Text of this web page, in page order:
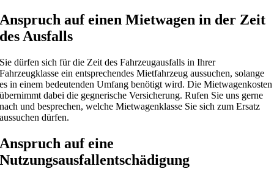
Anspruch auf einen Mietwagen in der Zeit
des Ausfalls
Sie dürfen sich für die Zeit des Fahrzeugausfalls in Ihrer
Fahrzeugklasse ein entsprechendes Mietfahrzeug aussuchen, solange
es in einem bedeutenden Umfang benötigt wird. Die Mietwagenkosten
übernimmt dabei die gegnerische Versicherung. Rufen Sie uns gerne
nach und besprechen, welche Mietwagenklasse Sie sich zum Ersatz
aussuchen dürfen.
Anspruch auf eine
Nutzungsausfallentschädigung